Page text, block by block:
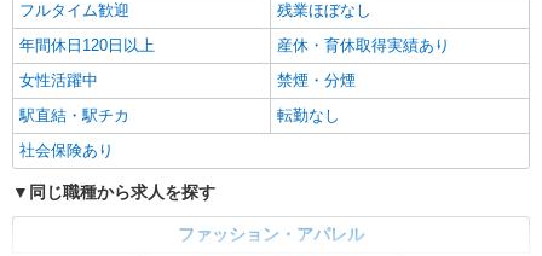
フルタイム歓迎
残業ほぼなし
年間休日120日以上
産休・育休取得実績あり
女性活躍中
禁煙・分煙
駅直結・駅チカ
転勤なし
社会保険あり
同じ職種から求人を探す
ファッション・アパレル